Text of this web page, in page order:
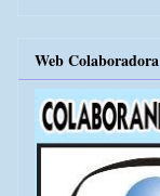
Web Colaboradora